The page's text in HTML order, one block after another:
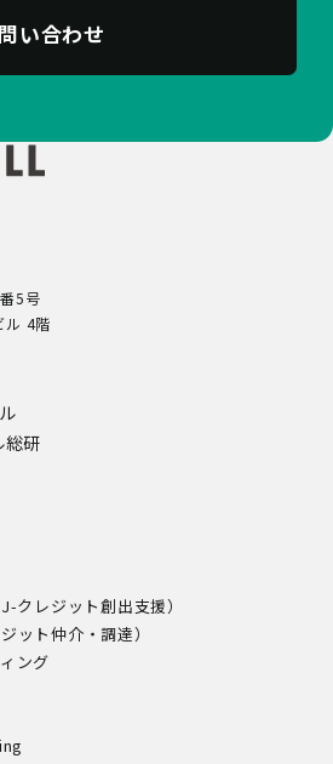
い合わせ
5号
ル 4階
総研
クレジット創出支援）
ット仲介・調達）
ング